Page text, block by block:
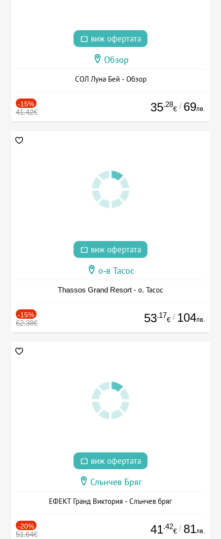
виж офертата
Обзор
СОЛ Луна Бей - Обзор
-15%
41.42€ 35.28
€ / 69лв.
виж офертата
о-в Тасос
Thassos Grand Resort - о. Тасос
-15%
62.38€ 53.17
€ / 104лв.
виж офертата
Слънчев Бряг
ЕФЕКТ Гранд Виктория - Слънчев бряг
-20%
51.64€ 41.42
€ / 81лв.